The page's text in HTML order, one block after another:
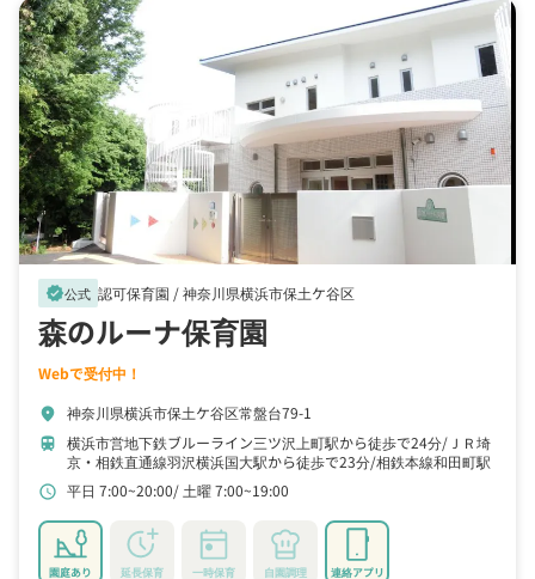
verified公式 認可保育園 /神奈川県横浜市保土ケ谷区
森のルーナ保育園
Webで受付中！
location_on 神奈川県横浜市保土ケ谷区常盤台79-1
train 横浜市営地下鉄ブルーライン三ツ沢上町駅から徒歩で24分
ＪＲ埼
京・相鉄直通線羽沢横浜国大駅から徒歩で23分 相鉄本線和田町駅
から徒歩で27分
schedule 平日 7:00~20:00 土曜 7:00~19:00
園庭あり 延長保育 一時保育 自園調理 連絡アプリ